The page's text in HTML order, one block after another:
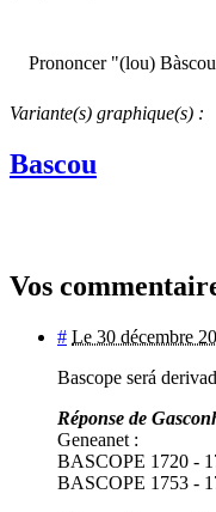
Prononcer "(lou)
Variante(s) graphique(s) :
Bascou
Vos
# Le 30 décembre
Bascope será
Réponse de
Geneanet :
BASCOPE 1720 -
BASCOPE 1753 -